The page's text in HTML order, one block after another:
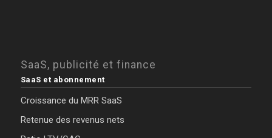
SaaS, publicité et finance
SaaS et abonnement
Croissance du MRR SaaS
Retenue des revenus nets